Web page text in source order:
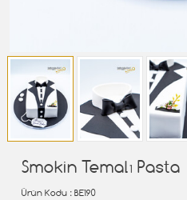
Smokin Temalı Pasta
Ürün Kodu : BE190